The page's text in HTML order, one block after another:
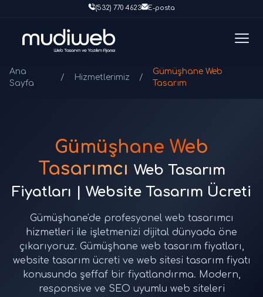
(532) 770 4623 E-posta
Ana
Sayfa
/ Hizmetlerimiz /
Gümüşhane Web
Tasarım
Gümüşhane Web
Tasarımcı Web Tasarım
Fiyatları | Website Tasarım Ücreti
Gümüşhane'de profesyonel web tasarımcı
hizmetleri ile işletmenizi dijital dünyada öne
çıkarıyoruz. Gümüşhane web tasarım fiyatları,
website tasarım ücreti ve web sitesi tasarım fiyatı
konusunda şeffaf bir fiyatlandırma. Modern,
responsive ve SEO uyumlu web siteleri